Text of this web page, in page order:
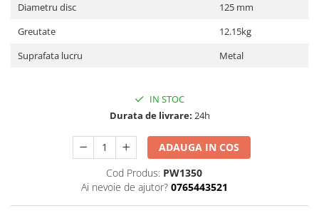
Utilaje agricole
Motocultoare
Motocositori
Granulatoare furaje
Semanatori manuale
Tocatori vegetatie
Diametru disc
125 mm
Greutate
12.15kg
Suprafata lucru
Metal
IN STOC
Durata de livrare: 24h
ADAUGA IN COS
Cod Produs: PW1350
Ai nevoie de ajutor? 0765443521